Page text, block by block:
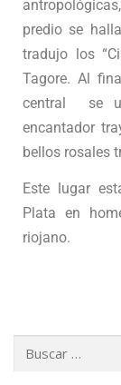
predio se
tradujo los
Tagore. Al
central se
encantador
bellos rosales
Este lugar
Plata en
riojano.